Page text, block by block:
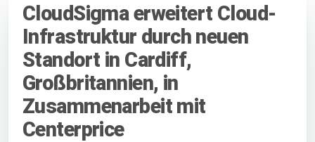
CloudSigma erweitert Cloud-
Infrastruktur durch neuen
Standort in Cardiff,
Großbritannien, in
Zusammenarbeit mit
Centerprice